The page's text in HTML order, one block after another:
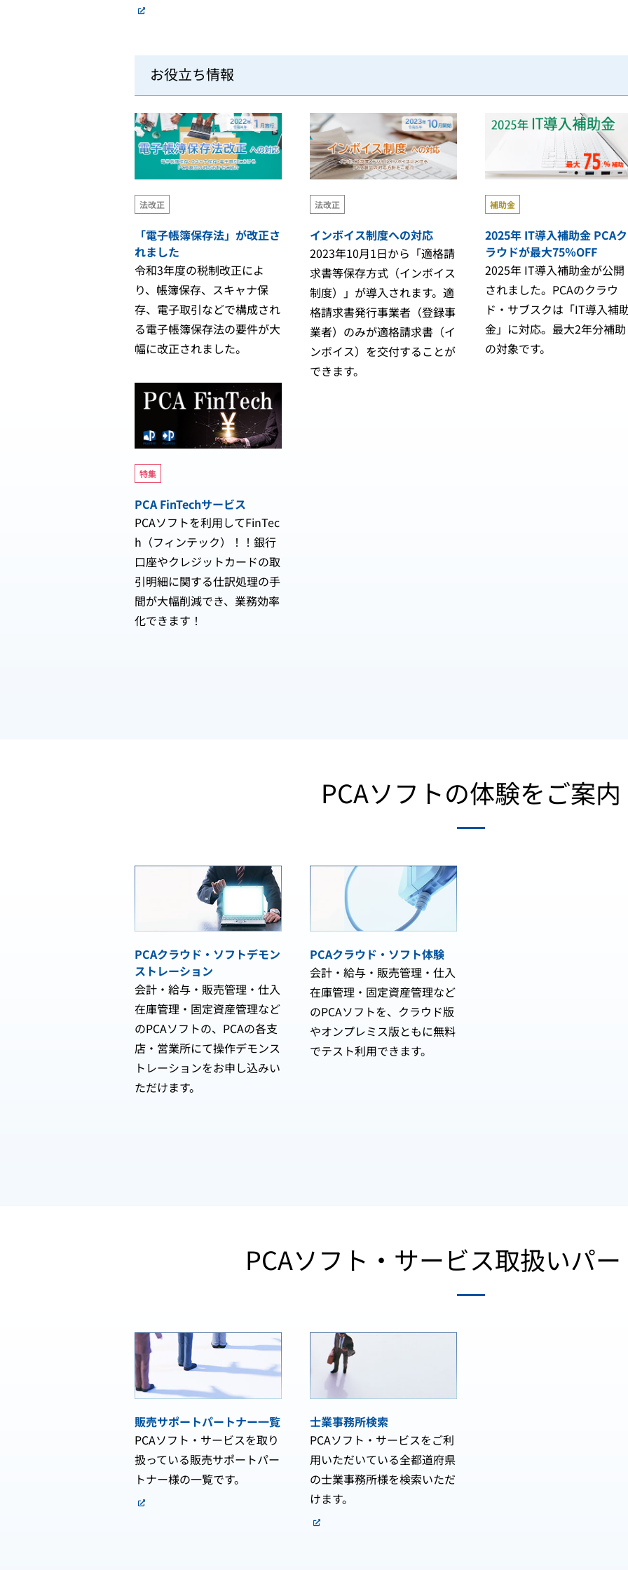
お役立ち情報
法改正
「電子帳簿保存法」が改正さ
れました
令和3年度の税制改正によ
り、帳簿保存、スキャナ保
存、電子取引などで構成され
る電子帳簿保存法の要件が大
幅に改正されました。
法改正
インボイス制度への対応
2023年10月1日から「適格請
求書等保存方式（インボイス
制度）」が導入されます。適
格請求書発行事業者（登録事
業者）のみが適格請求書（イ
ンボイス）を交付することが
できます。
補助金
2025年 IT導入補助金 PCAク
ラウドが最大75％OFF
2025年 IT導入補助金が公開
されました。PCAのクラウ
ド・サブスクは「IT導入補
金」に対応。最大2年分補助
の対象です。
特集
PCA FinTechサービス
PCAソフトを利用してFinTec
h（フィンテック）！！銀行
口座やクレジットカードの取
引明細に関する仕訳処理の手
間が大幅削減でき、業務効率
化できます！
PCAソフトの体験をご案内
PCAクラウド・ソフトデモン
ストレーション
会計・給与・販売管理・仕入
在庫管理・固定資産管理など
のPCAソフトの、PCAの各支
店・営業所にて操作デモンス
トレーションをお申し込みい
ただけます。
PCAクラウド・ソフト体験
会計・給与・販売管理・仕入
在庫管理・固定資産管理など
のPCAソフトを、クラウド版
やオンプレミス版ともに無料
でテスト利用できます。
PCAソフト・サービス取扱いパ
販売サポートパートナー一覧
PCAソフト・サービスを取り
扱っている販売サポートパー
トナー様の一覧です。
士業事務所検索
PCAソフト・サービスをご利
用いただいている全都道府県
の士業事務所様を検索いただ
けます。